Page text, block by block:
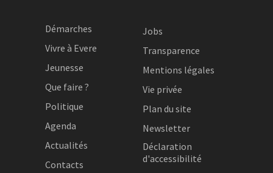
Démarches
Vivre à Evere
Jeunesse
Que faire ?
Politique
Agenda
Actualités
Contacts
Jobs
Transparence
Mentions légales
Vie privée
Plan du site
Newsletter
Déclaration
d'accessibilité